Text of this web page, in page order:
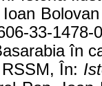
33-1478-0
în
În: